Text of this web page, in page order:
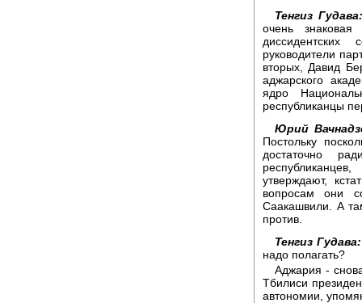
Тенгиз
очень
руководители
вторых, Давид
аджарского
ядро
республиканцы
Юрий
Постольку
достаточно
утверждают,
вопросам они
Саакашвили. А
против.
Тенгиз Гудава:
надо полагать?
Аджария -
Тбилиси
автономии,